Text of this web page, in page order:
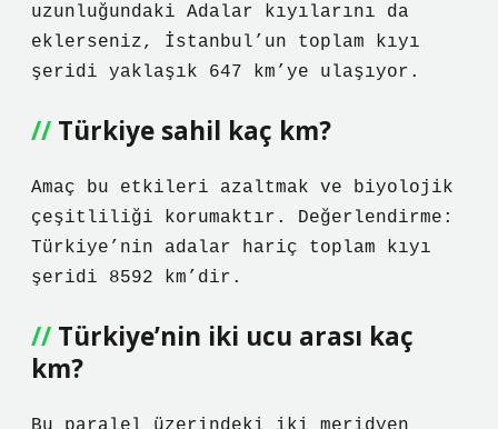
uzunluğundaki Adalar kıyılarını da
eklerseniz, İstanbul’un toplam kıyı
şeridi yaklaşık 647 km’ye ulaşıyor.
Türkiye sahil kaç km?
Amaç bu etkileri azaltmak ve biyolojik
çeşitliliği korumaktır. Değerlendirme:
Türkiye’nin adalar hariç toplam kıyı
şeridi 8592 km’dir.
Türkiye’nin iki ucu arası kaç
km?